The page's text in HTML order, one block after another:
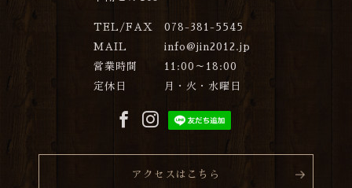
TEL/FAX
078-381-5545
MAIL
info@jin2012.jp
営業時間
11:00～18:00
定休日
月・火・水曜日
アクセスはこちら